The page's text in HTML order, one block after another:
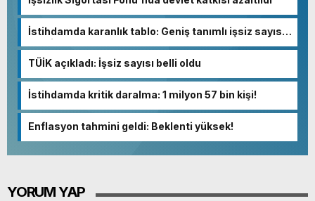
İstihdamda karanlık tablo: Geniş tanımlı işsiz sayısı
13 milyona dayandı!
TÜİK açıkladı: İşsiz sayısı belli oldu
İstihdamda kritik daralma: 1 milyon 57 bin kişi!
Enflasyon tahmini geldi: Beklenti yüksek!
YORUM YAP